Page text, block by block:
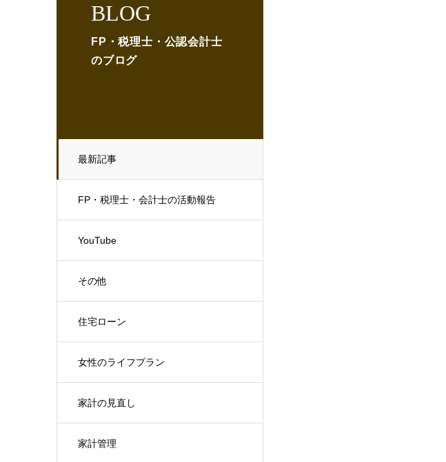
BLOG
FP・税理士・公認会計士
のブログ
最新記事
FP・税理士・会計士の活動報告
YouTube
その他
住宅ローン
女性のライフプラン
家計の見直し
家計管理